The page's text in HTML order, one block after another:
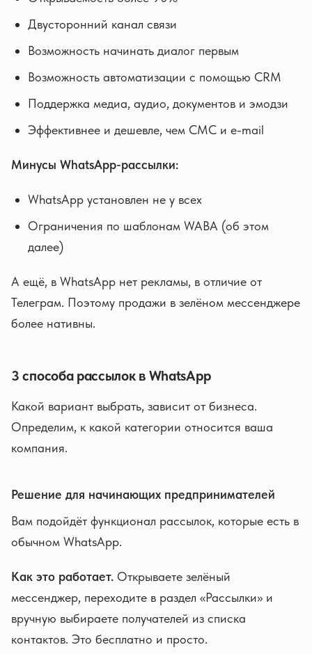
Двусторонний канал связи
Возможность начинать диалог первым
Возможность автоматизации с помощью CRM
Поддержка медиа, аудио, документов и эмодзи
Эффективнее и дешевле, чем СМС и e-mail
Минусы WhatsApp-рассылки:
WhatsApp установлен не у всех
Ограничения по шаблонам WABA (об этом
далее)
А ещё, в WhatsApp нет рекламы, в отличие от
Телеграм. Поэтому продажи в зелёном мессенджере
более нативны.
3 способа рассылок в WhatsApp
Какой вариант выбрать, зависит от бизнеса.
Определим, к какой категории относится ваша
компания.
Решение для начинающих предпринимателей
Вам подойдёт функционал рассылок, которые есть в
обычном WhatsApp.
Как это работает. Открываете зелёный
мессенджер, переходите в раздел «Рассылки» и
вручную выбираете получателей из списка
контактов. Это бесплатно и просто.